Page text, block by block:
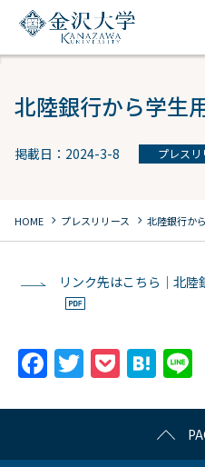
北陸銀行から学生
掲載日：2024-3-8 プレスリ
HOME chevron_right プレスリリース chevron_right 北陸銀行か
リンク先はこちら｜北
F
c
e
T
itt
er
P
c
k
H
e
n